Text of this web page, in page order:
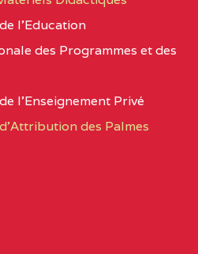
COLLEGE PANAFRICAIN
DE L'EXCELLENCE BP
COLLEGE PRIVE
l’Education
des Programmes et des
l’Enseignement Privé
des Palmes